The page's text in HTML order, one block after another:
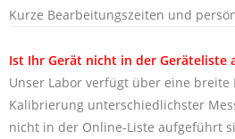
Kurze Bearbeitungszeiten und
Ist Ihr Gerät nicht in der Geräteliste
Unser Labor verfügt über eine breite
Kalibrierung unterschiedlichster
nicht in der Online-Liste aufgeführt